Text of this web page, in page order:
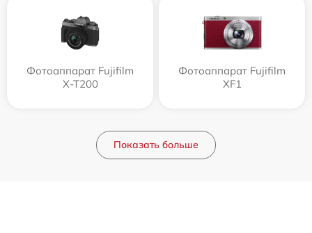
Фотоаппарат Fujifilm
X-T200
Фотоаппарат Fujifilm
XF1
Показать больше